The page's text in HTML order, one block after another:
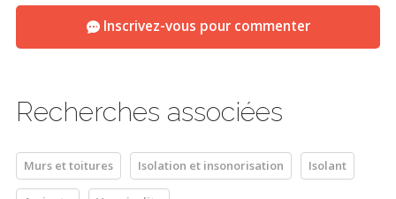
Inscrivez-vous pour commenter
Recherches associées
Murs et toitures Isolation et insonorisation Isolant